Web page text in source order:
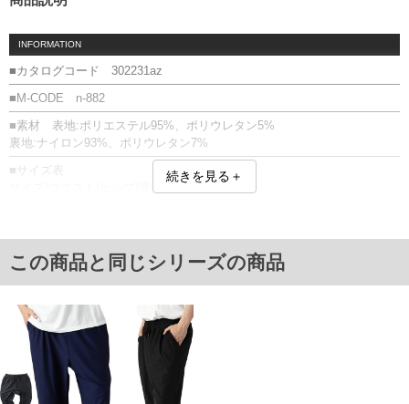
INFORMATION
■カタログコード 302231az
■M-CODE n-882
■素材 表地:ポリエステル95%、ポリウレタン5%
裏地:ナイロン93%、ポリウレタン7%
■サイズ表
サイズ/ウエスト/ヒップ/渡幅/股下/股上
5L/110/148/46/56/37.5
6L/120/158/49/56/39.0
単位はcm
返品交換希望の方は、商品到着後1週間以内にご連絡ください。
下着(肌着)やワイシャツは商品の性質上、返品交換不可とさせて頂いております。予め
ご了承くださいませ。
※【ボトムの裾上げをご希望の場合】
裾上げ料金は500円+税となります。
備考欄に股下●cmとご記入下さい。（裾上げ無料対象商品は1本につき税込6,000円以
続きを見る＋
この商品と同じシリーズの商品